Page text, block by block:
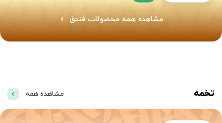
مشاهده همه محصولات فندق
تخمه مشاهده همه